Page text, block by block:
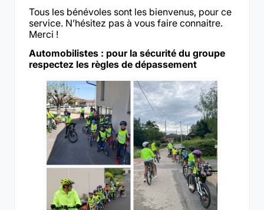
Tous les bénévoles sont les bienvenus, pour ce
service. N’hésitez pas à vous faire connaitre.
Merci !
Automobilistes : pour la sécurité du groupe
respectez les règles de dépassement